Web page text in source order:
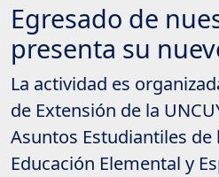
Egresado de
presenta su
La actividad es
de Extensión de la
Asuntos Estudiantiles de
Educación Elemental y